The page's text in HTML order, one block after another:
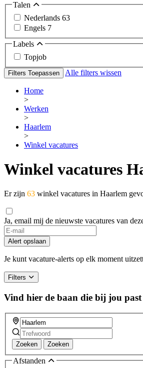
Talen
Nederlands 63
Engels 7
Labels
Topjob
Filters Toepassen Alle filters wissen
Home
>
Werken
>
Haarlem
>
Winkel vacatures
Winkel vacatures
Er zijn 63 winkel vacatures in Haarlem
Ja, email mij de nieuwste vacatures van
If
you
are
a
ignore
this
field
Alert opslaan
Je kunt vacature-alerts op elk moment
Filters
Vind hier de baan die bij jou past
Zoeken Zoeken
Afstanden